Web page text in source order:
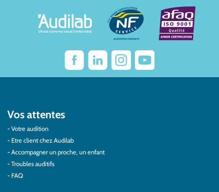
Vos attentes
Votre audition
Etre client chez Audilab
Accompagner un proche, un enfant
Troubles auditifs
FAQ